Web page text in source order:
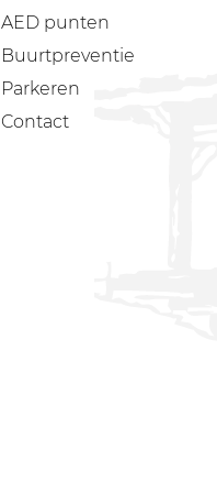
AED punten
Buurtpreventie
Parkeren
Contact